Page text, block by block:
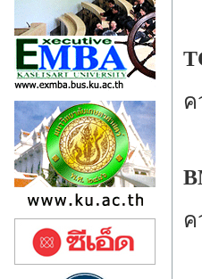
ค
ค